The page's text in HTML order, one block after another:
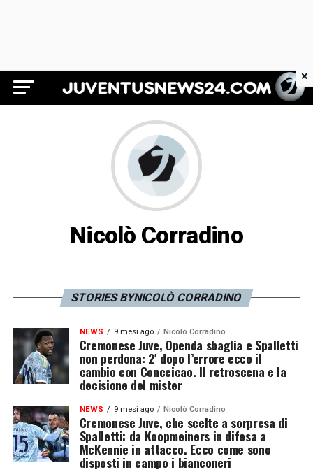
Juventus News 24
Nicolò Corradino
STORIES BYNICOLÒ CORRADINO
NEWS 9 mesi ago Nicolò Corradino
Cremonese Juve, Openda sbaglia e Spalletti
non perdona: 2′ dopo l’errore ecco il
cambio con Conceicao. Il retroscena e la
decisione del mister
NEWS 9 mesi ago Nicolò Corradino
Cremonese Juve, che scelte a sorpresa di
Spalletti: da Koopmeiners in difesa a
McKennie in attacco. Ecco come sono
disposti in campo i bianconeri
×